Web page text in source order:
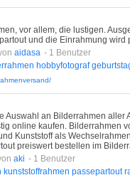
vor allem, die lustigen.
und die Einrahmung
aidasa - 1 Benutzer
hobbyfotograf
Auswahl an Bilderrahmen aller
online kaufen. Bilderrahmen
Kunststoff als
preiswert bestellen im
aki - 1 Benutzer
kunststoffrahmen passepartout